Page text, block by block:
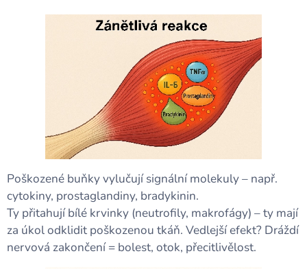
Poškozené buňky vylučují signální molekuly – např.
cytokiny, prostaglandiny, bradykinin.
Ty přitahují bílé krvinky (neutrofily, makrofágy) – ty mají
za úkol odklidit poškozenou tkáň. Vedlejší efekt? Dráždí
nervová zakončení = bolest, otok, přecitlivělost.